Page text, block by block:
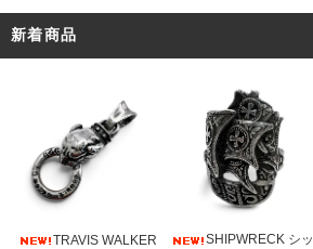
新着商品
TRAVIS WALKER
SHIPWRECK シッ